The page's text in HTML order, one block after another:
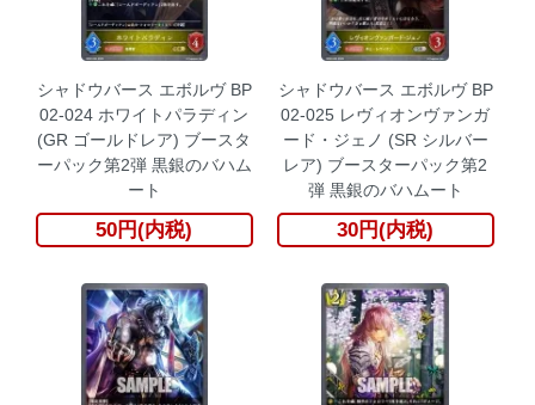
シャドウバース エボルヴ BP
02-024 ホワイトパラディン
(GR ゴールドレア) ブースタ
ーパック第2弾 黒銀のバハム
ート
50円(内税)
シャドウバース エボルヴ BP
02-025 レヴィオンヴァンガ
ード・ジェノ (SR シルバー
レア) ブースターパック第2
弾 黒銀のバハムート
30円(内税)